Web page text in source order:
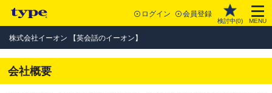
ログイン 会員登録
検討中(0) MENU
株式会社イーオン 【英会話のイーオン】
会社概要